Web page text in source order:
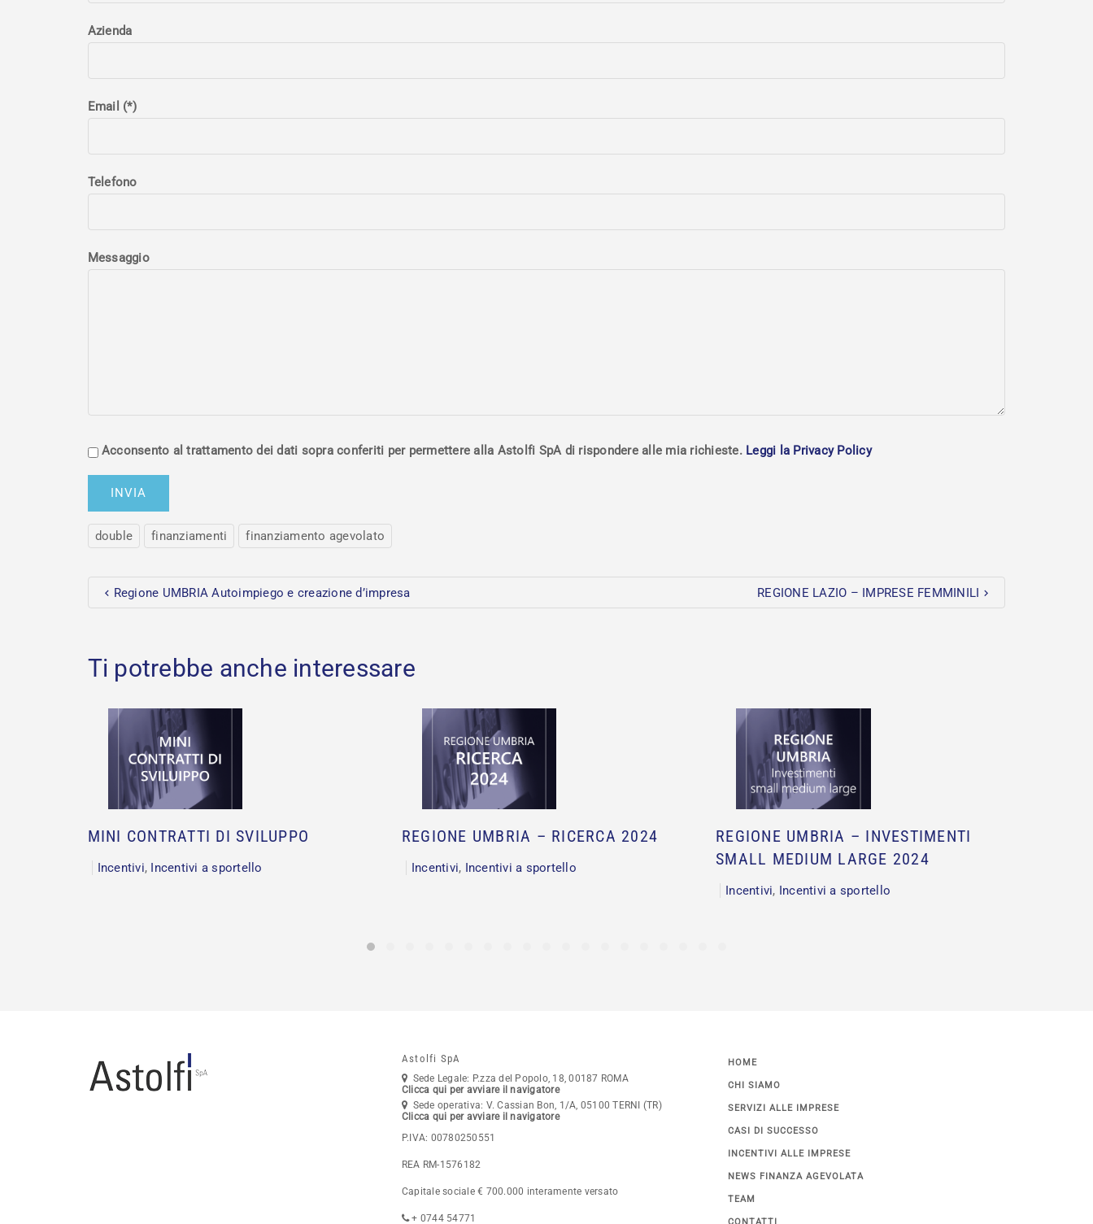
Azienda
Email (*)
Telefono
Messaggio
Acconsento al trattamento dei dati sopra conferiti per permettere alla Astolfi SpA di rispondere alle mia richieste. Leggi la Privacy Policy
double finanziamenti finanziamento agevolato
Regione UMBRIA Autoimpiego e creazione d’impresa REGIONE LAZIO – IMPRESE FEMMINILI
MINI CONTRATTI DI SVILUPPO
Incentivi, Incentivi a sportello
REGIONE UMBRIA – RICERCA 2024
Incentivi, Incentivi a sportello
REGIONE UMBRIA – INVESTIMENTI
SMALL MEDIUM LARGE 2024
Incentivi, Incentivi a sportello
Astolfi SpA
Sede Legale: P.zza del Popolo, 18, 00187 ROMA
Clicca qui per avviare il navigatore
Sede operativa: V. Cassian Bon, 1/A, 05100 TERNI (TR)
Clicca qui per avviare il navigatore
P.IVA: 00780250551
REA RM-1576182
Capitale sociale € 700.000 interamente versato
+ 0744 54771
HOME
CHI SIAMO
SERVIZI ALLE IMPRESE
CASI DI SUCCESSO
INCENTIVI ALLE IMPRESE
NEWS FINANZA AGEVOLATA
TEAM